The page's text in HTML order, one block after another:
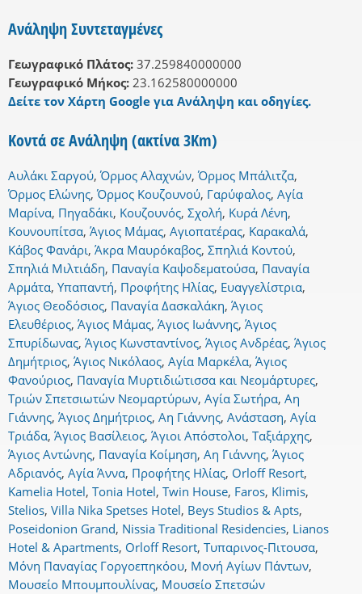
Ανάληψη Συντεταγμένες
Γεωγραφικό Πλάτος: 37.259840000000
Γεωγραφικό Μήκος: 23.162580000000
Δείτε τον Χάρτη Google για Ανάληψη και οδηγίες.
Κοντά σε Ανάληψη (ακτίνα 3Km)
Αυλάκι Σαργού,Όρμος Αλαχνών,Όρμος Μπάλιτζα,
Όρμος Ελώνης,Όρμος Κουζουνού, Γαρύφαλος, Αγία
Μαρίνα, Πηγαδάκι, Κουζουνός, Σχολή, Κυρά Λένη,
Κουνουπίτσα, Άγιος Μάμας, Αγιοπατέρας, Καρακαλά,
Κάβος Φανάρι, Άκρα Μαυρόκαβος, Σπηλιά Κοντού,
Σπηλιά Μιλτιάδη, Παναγία Καψοδεματούσα, Παναγία
Αρμάτα, Υπαπαντή, Προφήτης Ηλίας, Ευαγγελίστρια,
Άγιος Θεοδόσιος, Παναγία Δασκαλάκη, Άγιος
Ελευθέριος, Άγιος Μάμας, Άγιος Ιωάννης, Άγιος
Σπυρίδωνας, Άγιος Κωνσταντίνος, Άγιος Ανδρέας, Άγιος
Δημήτριος, Άγιος Νικόλαος, Αγία Μαρκέλα, Άγιος
Φανούριος, Παναγία Μυρτιδιώτισσα και Νεομάρτυρες,
Τριών Σπετσιωτών Νεομαρτύρων, Αγία Σωτήρα, Αη
Γιάννης, Άγιος Δημήτριος, Αη Γιάννης, Ανάσταση, Αγία
Τριάδα, Άγιος Βασίλειος, Άγιοι Απόστολοι, Ταξιάρχης,
Άγιος Αντώνης, Παναγία Κοίμηση, Αη Γιάννης, Άγιος
Αδριανός, Αγία Άννα, Προφήτης Ηλίας, Orloff Resort,
Kamelia Hotel, Tonia Hotel, Twin House, Faros, Klimis,
Stelios, Villa Nika Spetses Hotel, Beys Studios & Apts,
Poseidonion Grand, Nissia Traditional Residencies, Lianos
Hotel & Apartments, Orloff Resort, Τυπαρινος-Πιτουσα,
Μόνη Παναγίας Γοργοεπηκόου, Μονή Αγίων Πάντων,
Μουσείο Μπουμπουλίνας, Μουσείο Σπετσών